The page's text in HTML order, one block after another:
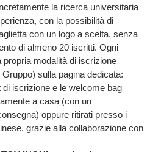
la ricerca universitaria
con la possibilità di
con un logo a scelta, senza
di almeno 20 iscritti. Ogni
modalità di iscrizione
sulla pagina dedicata:
di iscrizione e le welcome bag
a casa (con un
oppure ritirati presso i
grazie alla collaborazione con